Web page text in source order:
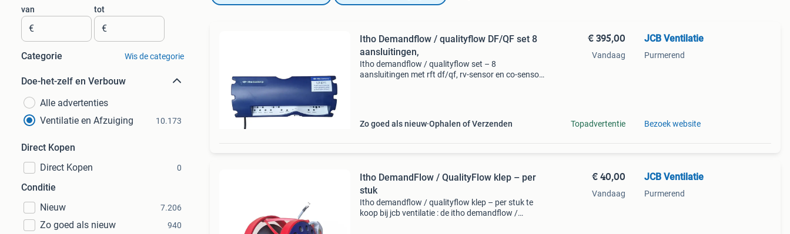
van
€
tot
€
Categorie Wis de categorie
Doe-het-zelf en Verbouw
Alle advertenties
Ventilatie en Afzuiging
10.173
Direct Kopen
Direct Kopen
0
Conditie
Nieuw
7.206
Zo goed als nieuw 940
Itho Demandflow / qualityflow DF/QF set 8
aansluitingen,
Itho demandflow / qualityflow set – 8
aansluitingen met rft df/qf, rv-sensor en co-sensor
Zo goed als nieuw Ophalen of Verzenden
€ 395,00
Vandaag
Topadvertentie
JCB Ventilatie
Purmerend
Bezoek website
Itho DemandFlow / QualityFlow klep – per
stuk
Itho demandflow / qualityflow klep – per stuk te
koop bij jcb ventilatie : de itho demandflow /
€ 40,00
Vandaag
JCB Ventilatie
Purmerend